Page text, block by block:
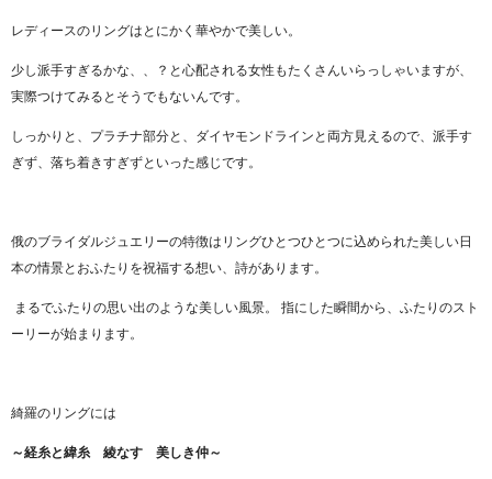
レディースのリングはとにかく華やかで美しい。
少し派手すぎるかな、、？と心配される女性もたくさんいらっしゃいますが、
実際つけてみるとそうでもないんです。
しっかりと、プラチナ部分と、ダイヤモンドラインと両方見えるので、派手す
ぎず、落ち着きすぎずといった感じです。
俄のブライダルジュエリーの特徴はリングひとつひとつに込められた美しい日
本の情景とおふたりを祝福する想い、詩があります。
まるでふたりの思い出のような美しい風景。 指にした瞬間から、ふたりのスト
ーリーが始まります。
綺羅のリングには
～経糸と緯糸 綾なす 美しき仲～